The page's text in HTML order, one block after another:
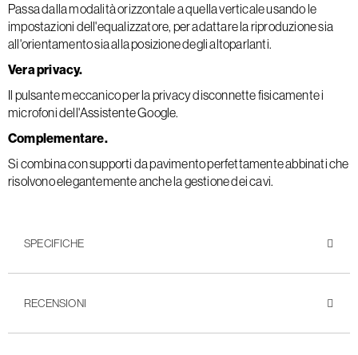
Passa dalla modalità orizzontale a quella verticale usando le
impostazioni dell'equalizzatore, per adattare la riproduzione sia
all'orientamento sia alla posizione degli altoparlanti.
Vera privacy.
Il pulsante meccanico per la privacy disconnette fisicamente i
microfoni dell'Assistente Google.
Complementare.
Si combina con supporti da pavimento perfettamente abbinati che
risolvono elegantemente anche la gestione dei cavi.
SPECIFICHE
RECENSIONI